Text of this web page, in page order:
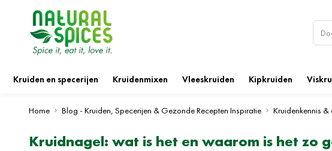
Kruiden en specerijen Kruidenmixen Vleeskruiden Kipkruiden
Home Blog - Kruiden, Specerijen & Gezonde Recepten Inspiratie Kruidenkennis
Kruidnagel: wat is het en waarom is het zo